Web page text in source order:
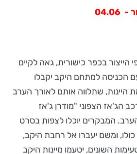
הייצור בכפר כישורית, גאה לקיים
עם הכניסה למתחם היקב יקבלו
היינות, שתלווה אותם לאורך הערב
הג'אז הצפוני "מודרן ג'אז
המבקרים יוכלו לצפות בסרט
ומשם יעברו אל רחבת היקב,
השונים, יטעמו מיינות היקב